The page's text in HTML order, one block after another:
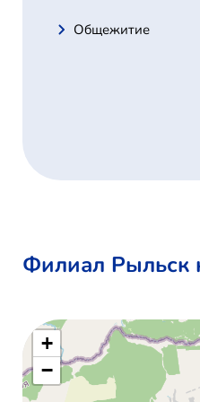
Общежитие
Филиал Рыльск
+
−